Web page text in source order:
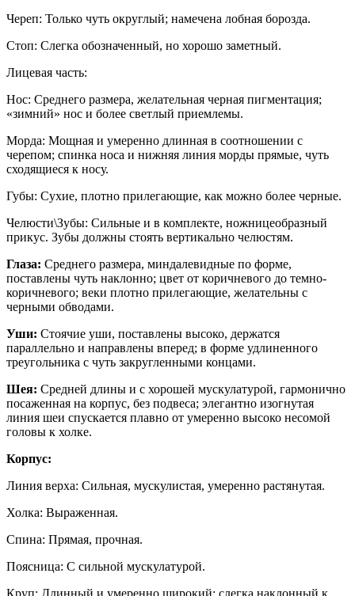
Череп: Только чуть округлый; намечена лобная борозда.
Стоп: Слегка обозначенный, но хорошо заметный.
Лицевая часть:
Нос: Среднего размера, желательная черная пигментация;
«зимний» нос и более светлый приемлемы.
Морда: Мощная и умеренно длинная в соотношении с
черепом; спинка носа и нижняя линия морды прямые, чуть
сходящиеся к носу.
Губы: Сухие, плотно прилегающие, как можно более черные.
Челюсти\Зубы: Сильные и в комплекте, ножницеобразный
прикус. Зубы должны стоять вертикально челюстям.
Глаза: Среднего размера, миндалевидные по форме,
поставлены чуть наклонно; цвет от коричневого до темно-
коричневого; веки плотно прилегающие, желательны с
черными обводами.
Уши: Стоячие уши, поставлены высоко, держатся
параллельно и направлены вперед; в форме удлиненного
треугольника с чуть закругленными концами.
Шея: Средней длины и с хорошей мускулатурой, гармонично
посаженная на корпус, без подвеса; элегантно изогнутая
линия шеи спускается плавно от умеренно высоко несомой
головы к холке.
Корпус:
Линия верха: Сильная, мускулистая, умеренно растянутая.
Холка: Выраженная.
Спина: Прямая, прочная.
Поясница: С сильной мускулатурой.
Круп: Длинный и умеренно широкий; слегка наклонный к